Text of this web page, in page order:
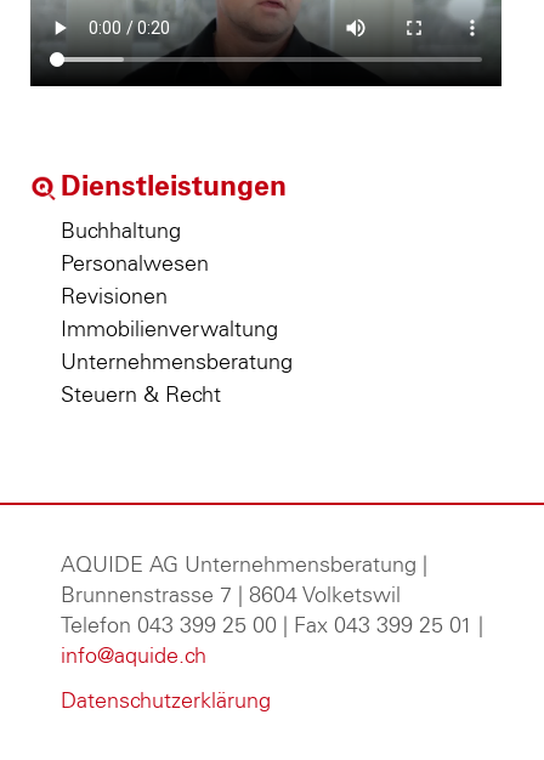
Dienstleistungen
Buchhaltung
Personalwesen
Revisionen
Immobilienverwaltung
Unternehmensberatung
Steuern & Recht
AQUIDE AG Unternehmensberatung
Brunnenstrasse 7 | 8604 Volketswil
Telefon 043 399 25 00 | Fax 043 399 25 01 |
info@aquide.ch
Datenschutzerklärung